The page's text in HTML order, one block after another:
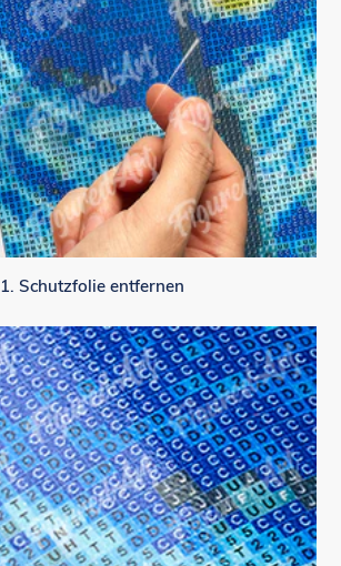
1. Schutzfolie entfernen